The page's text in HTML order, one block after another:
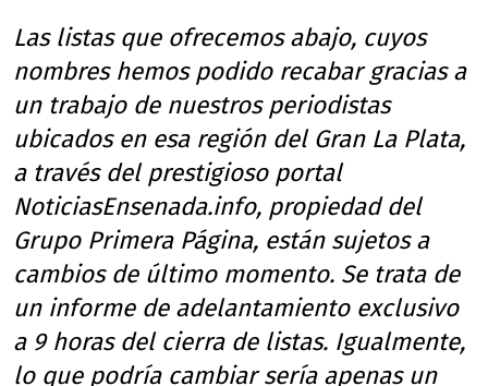
Las listas que ofrecemos abajo, cuyos
nombres hemos podido recabar gracias a
un trabajo de nuestros periodistas
ubicados en esa región del Gran La Plata,
a través del prestigioso portal
NoticiasEnsenada.info, propiedad del
Grupo Primera Página, están sujetos a
cambios de último momento. Se trata de
un informe de adelantamiento exclusivo
a 9 horas del cierra de listas. Igualmente,
lo que podría cambiar sería apenas un